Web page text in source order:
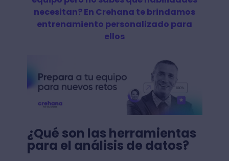
necesitan? En Crehana te brindamos
entrenamiento personalizado para
ellos
¿Qué son las herramientas
para el análisis de datos?